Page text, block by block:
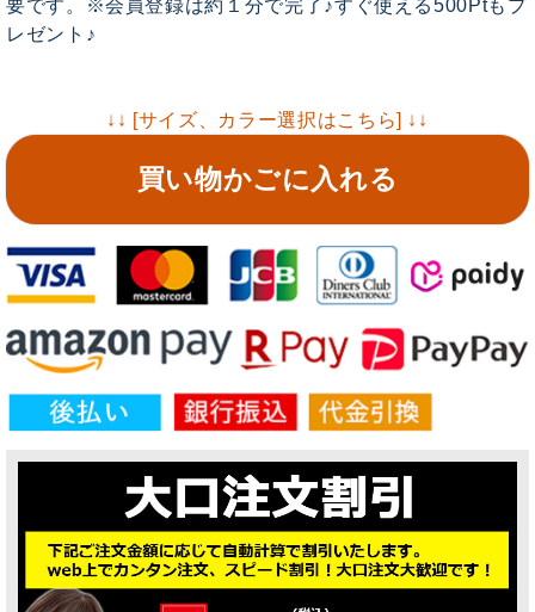
要です。※会員登録は約１分で完了♪すぐ使える500Ptもプ
レゼント♪
↓↓ [サイズ、カラー選択はこちら] ↓↓
買い物かごに入れる